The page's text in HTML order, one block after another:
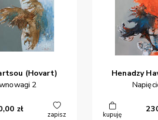
(Hovart)
2
zł
zapisz
Henadzy
kupuję